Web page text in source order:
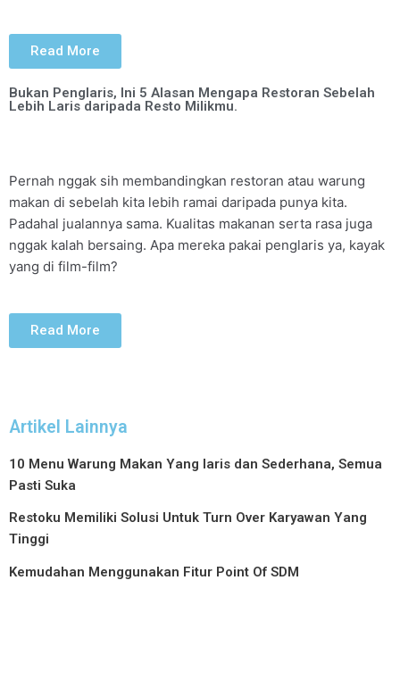
Read More
Bukan Penglaris, Ini 5 Alasan Mengapa Restoran Sebelah
Lebih Laris daripada Resto Milikmu.
Pernah nggak sih membandingkan restoran atau warung
makan di sebelah kita lebih ramai daripada punya kita.
Padahal jualannya sama. Kualitas makanan serta rasa juga
nggak kalah bersaing. Apa mereka pakai penglaris ya, kayak
yang di film-film?
Read More
Artikel Lainnya
10 Menu Warung Makan Yang laris dan Sederhana, Semua
Pasti Suka
Restoku Memiliki Solusi Untuk Turn Over Karyawan Yang
Tinggi
Kemudahan Menggunakan Fitur Point Of SDM